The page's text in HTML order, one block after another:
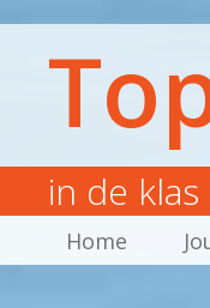
in de klas
Home